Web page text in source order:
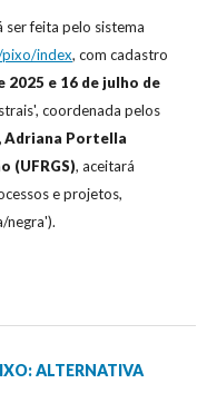
feita pelo sistema
index, com cadastro
2025 e 16 de julho de
coordenada pelos
Adriana Portella
(UFRGS), aceitará
e projetos,
negra').
ALTERNATIVA